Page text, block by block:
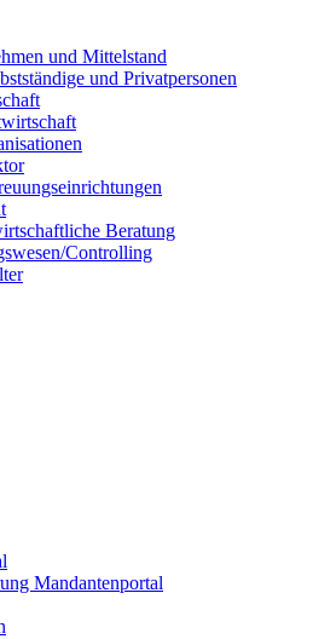
und Mittelstand
und Privatpersonen
Beratung
Controlling
Mandantenportal